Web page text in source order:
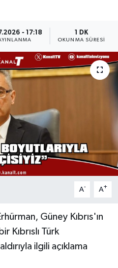
- 17:18 1 DK
OKUNMA SÜRESI
A- A+
Güney Kıbrıs'ın
Kıbrıslı Türk
ilgili açıklama